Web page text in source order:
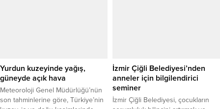
İl Başkanı Ali Osman Horzum,
Büyükşehir Belediyesi Genel
Sekreteri Bülent Bozbaş, DESKİ
Genel Müdürü Egemen...
belirtti. Kurum, “Esenyurt Belediye
Başkan Vekilimiz Can Aksoy’u...
Yurdun kuzeyinde yağış,
güneyde açık hava
Meteoroloji Genel Müdürlüğü’nün
son tahminlerine göre, Türkiye’nin
İzmir Çiğli Belediyesi’nden
anneler için bilgilendirici
seminer
İzmir Çiğli Belediyesi, çocukların